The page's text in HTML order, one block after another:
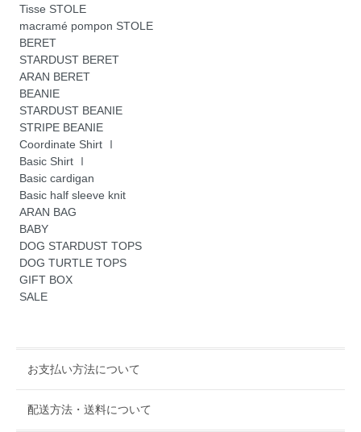
Tisse STOLE
macramé pompon STOLE
BERET
STARDUST BERET
ARAN BERET
BEANIE
STARDUST BEANIE
STRIPE BEANIE
Coordinate Shirt Ⅰ
Basic Shirt Ⅰ
Basic cardigan
Basic half sleeve knit
ARAN BAG
BABY
DOG STARDUST TOPS
DOG TURTLE TOPS
GIFT BOX
SALE
お支払い方法について
配送方法・送料について